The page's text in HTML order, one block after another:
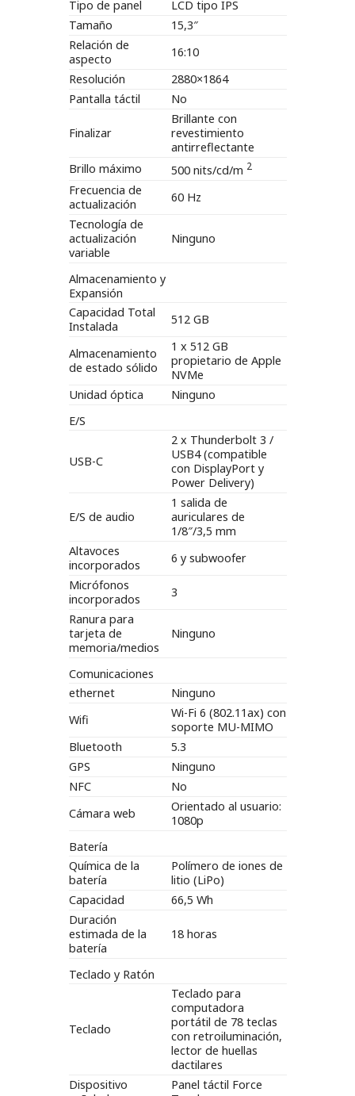
Tipo de panel
LCD tipo IPS
Tamaño
15,3″
Relación de
aspecto
16:10
Resolución
2880×1864
Pantalla táctil
No
Finalizar
Brillante con
revestimiento
antirreflectante
Brillo máximo
500 nits/cd/m 2
Frecuencia de
actualización
60 Hz
Tecnología de
actualización
variable
Ninguno
Almacenamiento y
Expansión
Capacidad Total
Instalada
512 GB
Almacenamiento
de estado sólido
1 x 512 GB
propietario de Apple
NVMe
Unidad óptica
Ninguno
E/S
USB-C
2 x Thunderbolt 3 /
USB4 (compatible
con DisplayPort y
Power Delivery)
E/S de audio
1 salida de
auriculares de
1/8″/3,5 mm
Altavoces
incorporados
6 y subwoofer
Micrófonos
incorporados
3
Ranura para
tarjeta de
memoria/medios
Ninguno
Comunicaciones
ethernet
Ninguno
Wifi
Wi-Fi 6 (802.11ax) con
soporte MU-MIMO
Bluetooth
5.3
GPS
Ninguno
NFC
No
Cámara web
Orientado al usuario:
1080p
Batería
Química de la
batería
Polímero de iones de
litio (LiPo)
Capacidad
66,5 Wh
Duración
estimada de la
batería
18 horas
Teclado y Ratón
Teclado
Teclado para
computadora
portátil de 78 teclas
con retroiluminación,
lector de huellas
dactilares
Dispositivo
Panel táctil Force